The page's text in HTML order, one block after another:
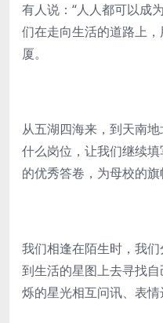
有人说：“人人都可以成
们在走向生活的道路上
厦。
从五湖四海来，到天南
什么岗位，让我们继续
的优秀答卷，为母校的旗
我们相逢在陌生时，我
到生活的星图上去寻找
烁的星光相互问讯、表情